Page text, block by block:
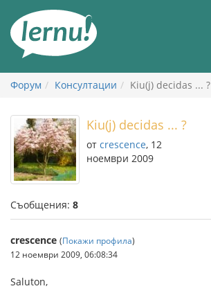
съдържанието
Форум Консултации Kiu(j) decidas ... ?
Kiu(j) decidas ... ?
от crescence, 12
ноември 2009
Съобщения: 8
crescence (Покажи профила)
12 ноември 2009, 06:08:34
Saluton,